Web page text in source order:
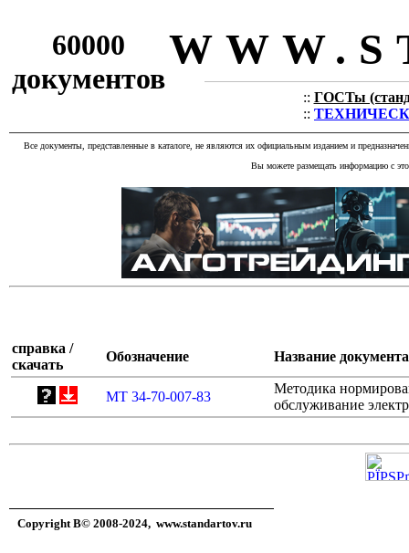
60000
документов
:: ГОСТы
::
Все документы, представленные в каталоге, не являются их официальным изданием и
Вы можете размещать информацию с
справка /
скачать
Обозначение Название документа
МТ 34-70-007-83
Методика
обслуживание
Copyright В© 2008-2024, www.standartov.ru